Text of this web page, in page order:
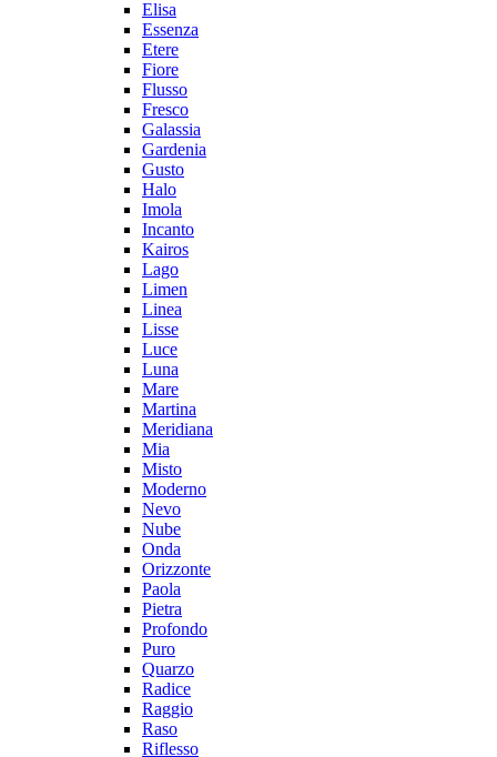
Elisa
Essenza
Etere
Fiore
Flusso
Fresco
Galassia
Gardenia
Gusto
Halo
Imola
Incanto
Kairos
Lago
Limen
Linea
Lisse
Luce
Luna
Mare
Martina
Meridiana
Mia
Misto
Moderno
Nevo
Nube
Onda
Orizzonte
Paola
Pietra
Profondo
Puro
Quarzo
Radice
Raggio
Raso
Riflesso